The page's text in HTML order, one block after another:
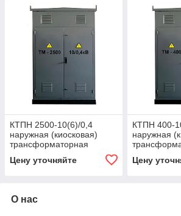
КТПН 2500-10(6)/0,4
наружная (киосковая)
трансформаторная
Цену уточняйте
КТПН 400-
наружная
Цену
О нас